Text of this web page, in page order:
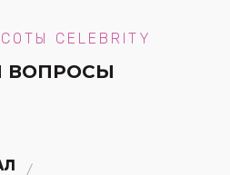
CELEBRITY
ВОПРОСЫ